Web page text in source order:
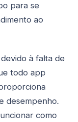
para se
ao
à falta de
todo app
desempenho.
como